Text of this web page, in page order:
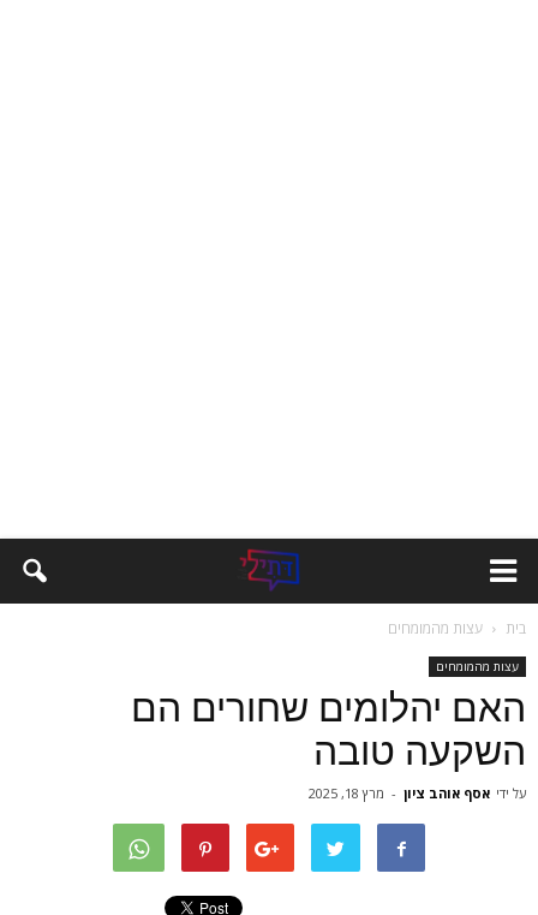
בית עצות מהמומחים
עצות מהמומחים
האם יהלומים שחורים הם
השקעה טובה
על ידי אסף אוהב ציון - מרץ 18, 2025